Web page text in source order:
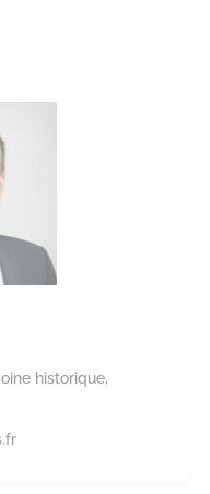
historique,
fr